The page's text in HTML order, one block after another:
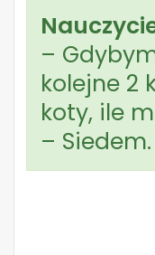
–
kolejne 2
koty, ile
– Siedem.